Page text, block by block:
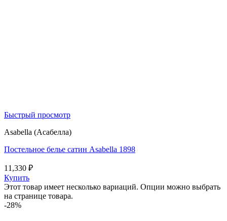
Быстрый просмотр
Asabella (Асабелла)
Постельное белье сатин Asabella 1898
11,330 ₽
Купить
Этот товар имеет несколько вариаций. Опции можно выбрать
на странице товара.
-28%